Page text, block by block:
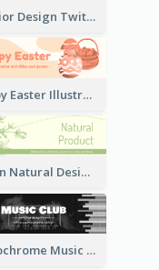
Interior Design Twitter Header In Warm Colour Tone
Happy Easter Illustrated Twitter Header
Green Natural Design Twitter Header
Monochrome Music Club Twitter Header With Decorations